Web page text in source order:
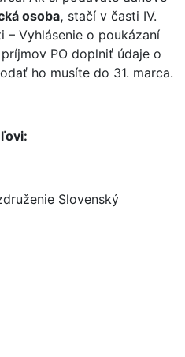
osoba, stačí v časti IV.
– Vyhlásenie o poukázaní
PO doplniť údaje o
ho musíte do 31. marca.
Slovenský